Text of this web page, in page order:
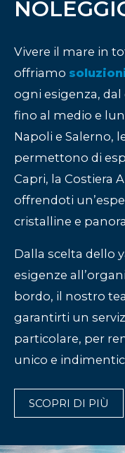
Vivere il mare in
offriamo
ogni esigenza,
fino al medio e
Napoli e Salerno,
permettono di
Capri, la Costiera
offrendoti
cristalline e
Dalla scelta dello
esigenze
bordo, il nostro
garantirti un
particolare, per
unico e
SCOPRI DI PIÙ